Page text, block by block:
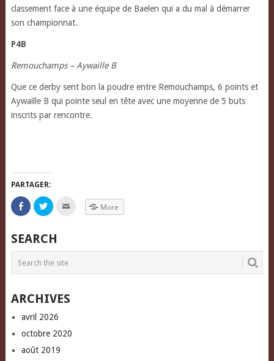
classement face à une équipe de Baelen qui a du mal à démarrer
son championnat.
P4B
Remouchamps – Aywaille B
Que ce derby sent bon la poudre entre Remouchamps, 6 points et
Aywaille B qui pointe seul en tête avec une moyenne de 5 buts
inscrits par rencontre.
PARTAGER:
Click
to
share
Facebook
(Opens
in
window)
Click
to
Twitter
(Opens
in
window)
friend
More
SEARCH
ARCHIVES
avril 2026
octobre 2020
août 2019